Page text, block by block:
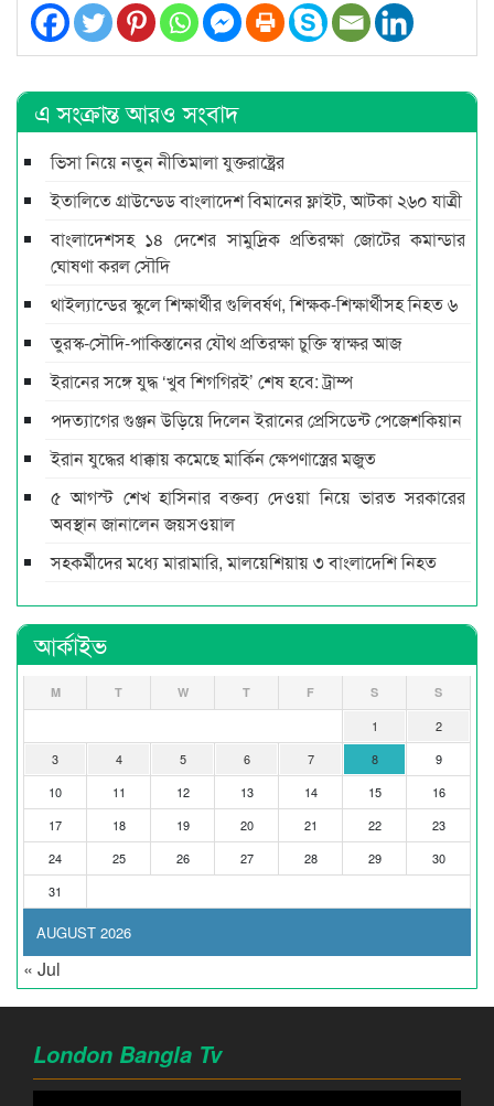
এ সংক্রান্ত আরও সংবাদ
ভিসা নিয়ে নতুন নীতিমালা যুক্তরাষ্ট্রের
ইতালিতে গ্রাউন্ডেড বাংলাদেশ বিমানের ফ্লাইট, আটকা ২৬০ যাত্রী
বাংলাদেশসহ ১৪ দেশের সামুদ্রিক প্রতিরক্ষা জোটের কমান্ডার
ঘোষণা করল সৌদি
থাইল্যান্ডের স্কুলে শিক্ষার্থীর গুলিবর্ষণ, শিক্ষক-শিক্ষার্থীসহ নিহত ৬
তুরস্ক-সৌদি-পাকিস্তানের যৌথ প্রতিরক্ষা চুক্তি স্বাক্ষর আজ
ইরানের সঙ্গে যুদ্ধ ‘খুব শিগগিরই’ শেষ হবে: ট্রাম্প
পদত্যাগের গুঞ্জন উড়িয়ে দিলেন ইরানের প্রেসিডেন্ট পেজেশকিয়ান
ইরান যুদ্ধের ধাক্কায় কমেছে মার্কিন ক্ষেপণাস্ত্রের মজুত
৫ আগস্ট শেখ হাসিনার বক্তব্য দেওয়া নিয়ে ভারত সরকারের
অবস্থান জানালেন জয়সওয়াল
সহকর্মীদের মধ্যে মারামারি, মালয়েশিয়ায় ৩ বাংলাদেশি নিহত
আর্কাইভ
AUGUST 2026
M T W T F S S
1
2
3
4 5 6 7 8
9
10
11 12 13 14 15
16
17
18 19 20 21 22
23
24
25 26 27 28 29
30
31
« Jul
London Bangla Tv